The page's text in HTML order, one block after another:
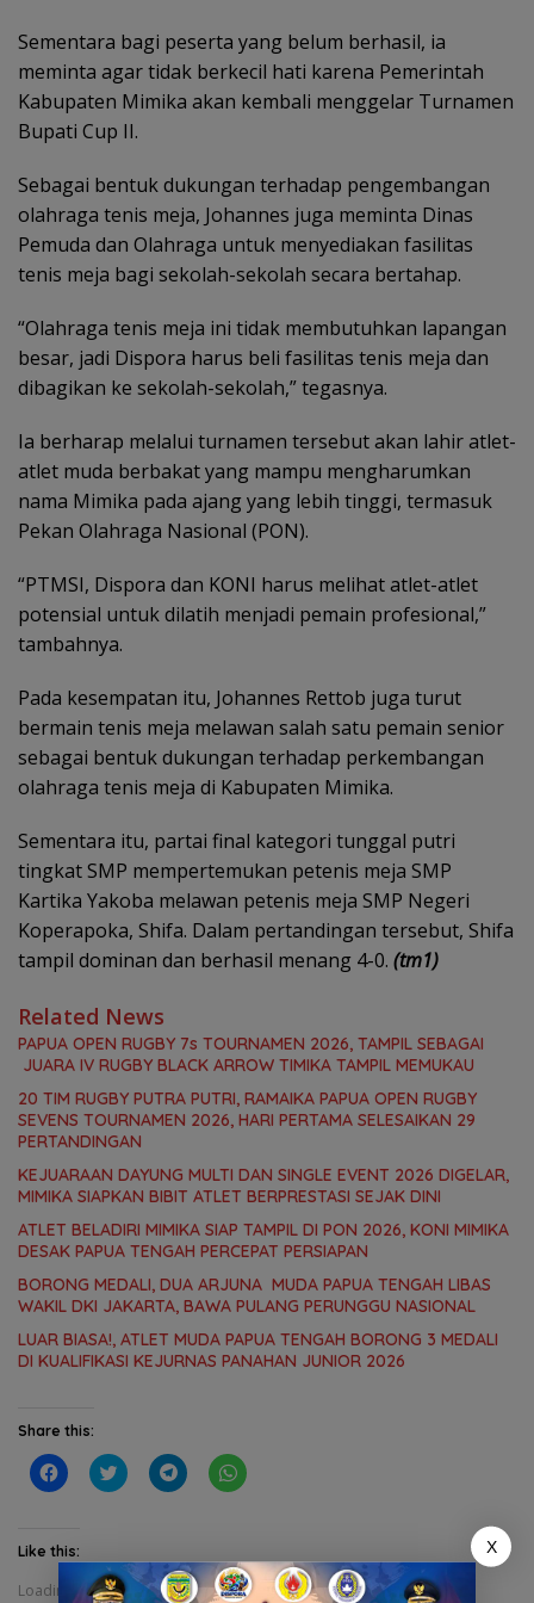
Sementara bagi peserta yang belum berhasil, ia
meminta agar tidak berkecil hati karena Pemerintah
Kabupaten Mimika akan kembali menggelar Turnamen
Bupati Cup II.
Sebagai bentuk dukungan terhadap pengembangan
olahraga tenis meja, Johannes juga meminta Dinas
Pemuda dan Olahraga untuk menyediakan fasilitas
tenis meja bagi sekolah-sekolah secara bertahap.
“Olahraga tenis meja ini tidak membutuhkan lapangan
besar, jadi Dispora harus beli fasilitas tenis meja dan
dibagikan ke sekolah-sekolah,” tegasnya.
Ia berharap melalui turnamen tersebut akan lahir atlet-
atlet muda berbakat yang mampu mengharumkan
nama Mimika pada ajang yang lebih tinggi, termasuk
Pekan Olahraga Nasional (PON).
“PTMSI, Dispora dan KONI harus melihat atlet-atlet
potensial untuk dilatih menjadi pemain profesional,”
tambahnya.
Pada kesempatan itu, Johannes Rettob juga turut
bermain tenis meja melawan salah satu pemain senior
sebagai bentuk dukungan terhadap perkembangan
olahraga tenis meja di Kabupaten Mimika.
Sementara itu, partai final kategori tunggal putri
tingkat SMP mempertemukan petenis meja SMP
Kartika Yakoba melawan petenis meja SMP Negeri
Koperapoka, Shifa. Dalam pertandingan tersebut, Shifa
tampil dominan dan berhasil menang 4-0. (tm1)
Related News
PAPUA OPEN RUGBY 7s TOURNAMEN 2026, TAMPIL SEBAGAI
JUARA IV RUGBY BLACK ARROW TIMIKA TAMPIL MEMUKAU
20 TIM RUGBY PUTRA PUTRI, RAMAIKA PAPUA OPEN RUGBY
SEVENS TOURNAMEN 2026, HARI PERTAMA SELESAIKAN 29
PERTANDINGAN
KEJUARAAN DAYUNG MULTI DAN SINGLE EVENT 2026 DIGELAR,
MIMIKA SIAPKAN BIBIT ATLET BERPRESTASI SEJAK DINI
ATLET BELADIRI MIMIKA SIAP TAMPIL DI PON 2026, KONI MIMIKA
DESAK PAPUA TENGAH PERCEPAT PERSIAPAN
BORONG MEDALI, DUA ARJUNA MUDA PAPUA TENGAH LIBAS
WAKIL DKI JAKARTA, BAWA PULANG PERUNGGU NASIONAL
LUAR BIASA!, ATLET MUDA PAPUA TENGAH BORONG 3 MEDALI
DI KUALIFIKASI KEJURNAS PANAHAN JUNIOR 2026
Share this:
C
l
t
o
C
l
o
s
h
C
l
o
s
h
C
l
o
s
h
Like this:
Loading...
X